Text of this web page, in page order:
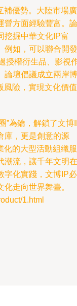
補優勢。大陸市場廣
營方面經驗豐富。論
挖掘中華文化IP富
例如，可以聯合開發
授權衍生品、影視
論壇倡議成立兩岸博
風險，實現文化價值
”為鑰，解鎖了文博
庫，更是創意的源
化的大型活動組織服
潮流，讓千年文明在
字化實踐，文博IP必
走向世界舞臺。
1.html